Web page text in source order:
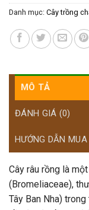
Danh mục: Cây trồng
MÔ TẢ
ĐÁNH GIÁ (0)
HƯỚNG DẪN
Cây râu rồng là
(Bromeliaceae),
Tây Ban Nha)